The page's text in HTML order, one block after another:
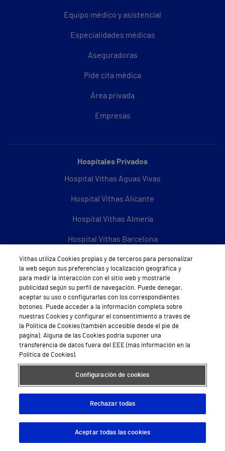
Equipo médico y asistencial
Especialidades médicas
Aseguradoras
Pide cita médica
Área privada
Empresas
Hospitales Privados
Hospital Vithas Aguas Vivas
Hospital Vithas Alicante
Hospital Vithas Almería
Hospital Vithas Barcelona
Hospital Vithas Castellón
Hospital Vithas Granada
Hospital Universitario Vithas Las Palmas
Hospital Vithas Lleida
Hospital Universitario Vithas Madrid Aravaca
Hospital Universitario Vithas Madrid Arturo Soria
Hospital Universitario Vithas Madrid La Milagrosa
Hospital Vithas Málaga
Hospital Vithas Medimar
Hospital Vithas Sevilla
Descargar App
Vithas utiliza Cookies propias y de terceros para personalizar
la web según sus preferencias y localización geográfica y
para medir la interacción con el sitio web y mostrarle
publicidad según su perfil de navegación. Puede denegar,
aceptar su uso o configurarlas con los correspondientes
botones. Puede acceder a la información completa sobre
nuestras Cookies y configurar el consentimiento a través de
la Política de Cookies (también accesible desde el pie de
página). Alguna de las Cookies podría suponer una
transferencia de datos fuera del EEE (más información en la
Política de Cookies).
Configuración de cookies
Rechazar todas
Aceptar todas las cookies